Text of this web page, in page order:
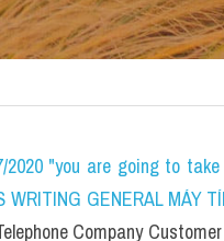
"you are going to
GENERAL MÁY
Company